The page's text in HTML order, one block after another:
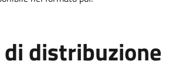
di distribuzione